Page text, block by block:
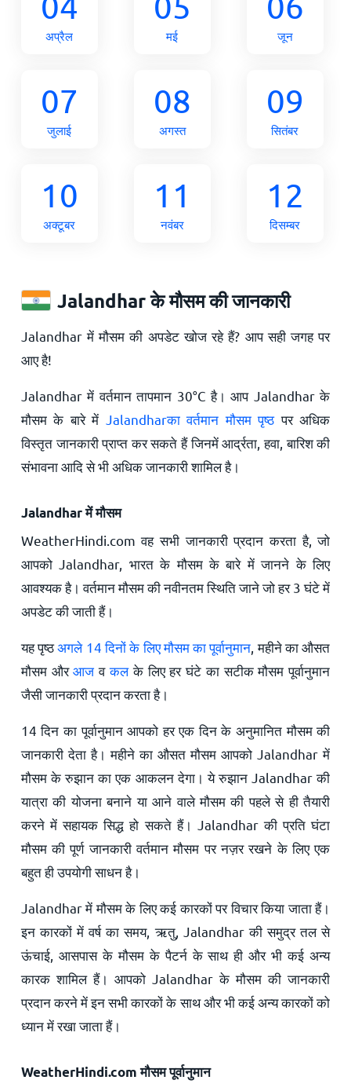
अप्रैल मई जून
07
जुलाई
08
अगस्त
09
सितंबर
10
अक्टूबर
11
नवंबर
12
दिसम्बर
Jalandhar के मौसम की जानकारी
Jalandhar में मौसम की अपडेट खोज रहे हैं? आप सही जगह पर
आए है!
Jalandhar में वर्तमान तापमान 30°C है। आप Jalandhar के
मौसम के बारे में
Jalandharका वर्तमान मौसम पृष्ठपर अधिक
विस्तृत जानकारी प्राप्त कर सकते हैं जिनमें आर्द्रता, हवा, बारिश की
संभावना आदि से भी अधिक जानकारी शामिल है।
Jalandhar में मौसम
WeatherHindi.com वह सभी जानकारी प्रदान करता है, जो
आपको Jalandhar, भारत के मौसम के बारे में जानने के लिए
आवश्यक है। वर्तमान मौसम की नवीनतम स्थिति जाने जो हर 3 घंटे में
अपडेट की जाती हैं।
यह पृष्ठअगले 14 दिनों के लिए मौसम का पूर्वानुमान , महीने का औसत
मौसम औरआजवकलके लिए हर घंटे का सटीक मौसम पूर्वानुमान
जैसी जानकारी प्रदान करता है।
14 दिन का पूर्वानुमान आपको हर एक दिन के अनुमानित मौसम की
जानकारी देता है। महीने का औसत मौसम आपको Jalandhar में
मौसम के रुझान का एक आकलन देगा। ये रुझान Jalandhar की
यात्रा की योजना बनाने या आने वाले मौसम की पहले से ही तैयारी
करने में सहायक सिद्ध हो सकते हैं। Jalandhar की प्रति घंटा
मौसम की पूर्ण जानकारी वर्तमान मौसम पर नज़र रखने के लिए एक
बहुत ही उपयोगी साधन है।
Jalandhar में मौसम के लिए कई कारकों पर विचार किया जाता हैं।
इन कारकों में वर्ष का समय, ऋतु, Jalandhar की समुद्र तल से
ऊंचाई, आसपास के मौसम के पैटर्न के साथ ही और भी कई अन्य
कारक शामिल हैं। आपको Jalandhar के मौसम की जानकारी
प्रदान करने में इन सभी कारकों के साथ और भी कई अन्य कारकों को
ध्यान में रखा जाता हैं।
WeatherHindi.com मौसम पूर्वानुमान